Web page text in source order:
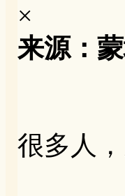
×
来源：
很多人